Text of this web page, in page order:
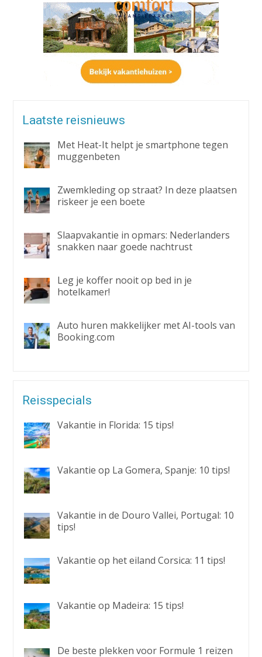
Laatste reisnieuws
Met Heat-It helpt je smartphone tegen
muggenbeten
Zwemkleding op straat? In deze plaatsen
riskeer je een boete
Slaapvakantie in opmars: Nederlanders
snakken naar goede nachtrust
Leg je koffer nooit op bed in je
hotelkamer!
Auto huren makkelijker met AI-tools van
Booking.com
Reisspecials
Vakantie in Florida: 15 tips!
Vakantie op La Gomera, Spanje: 10 tips!
Vakantie in de Douro Vallei, Portugal: 10
tips!
Vakantie op het eiland Corsica: 11 tips!
Vakantie op Madeira: 15 tips!
De beste plekken voor Formule 1 reizen